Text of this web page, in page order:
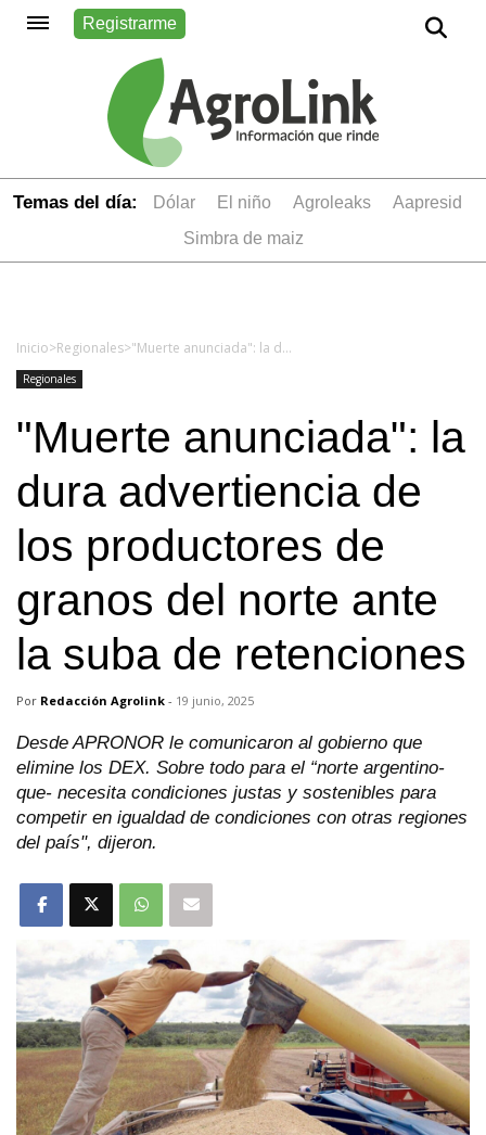
Registrarme
Temas del día: dólar el niño Agroleaks
aapresid
simbra de maiz
Inicio>Regionales> "Muerte anunciada": la dura advertiencia de los productores de granos del norte ante la suba de retenciones
Regionales
"Muerte anunciada": la
dura advertiencia de
los productores de
granos del norte ante
la suba de retenciones
Por Redacción Agrolink - 19 junio, 2025
Desde APRONOR le comunicaron al gobierno que
elimine los DEX. Sobre todo para el “norte argentino-
que- necesita condiciones justas y sostenibles para
competir en igualdad de condiciones con otras regiones
del país", dijeron.